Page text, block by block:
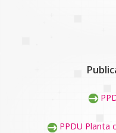
PPDU Planta